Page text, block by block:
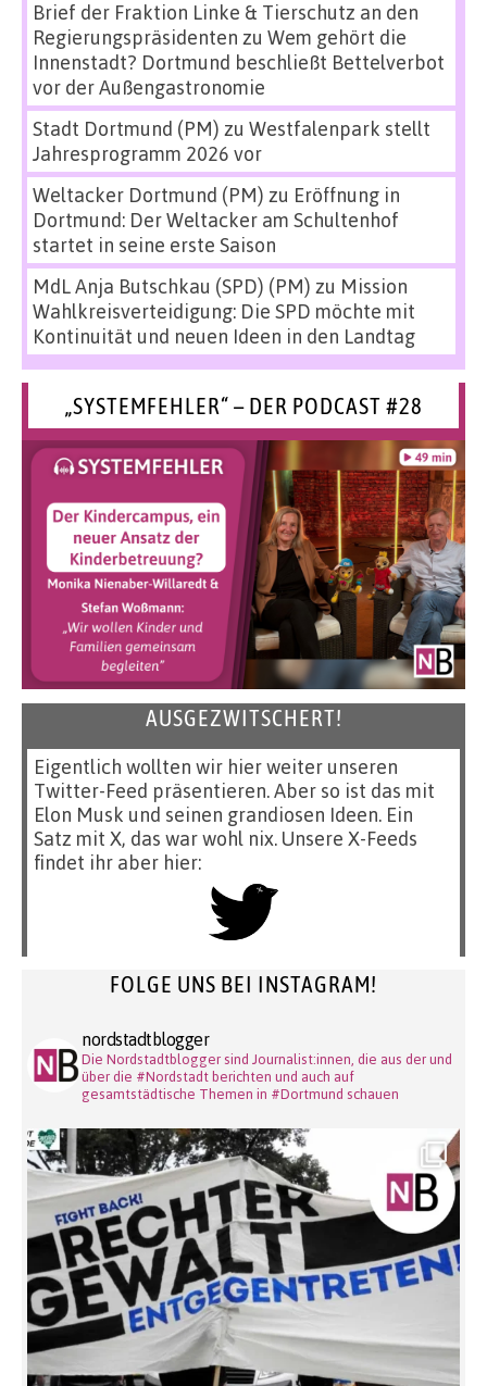
Brief der Fraktion Linke & Tierschutz an den
Regierungspräsidenten zu Wem gehört die
Innenstadt? Dortmund beschließt Bettelverbot
vor der Außengastronomie
Stadt Dortmund (PM) zu Westfalenpark stellt
Jahresprogramm 2026 vor
Weltacker Dortmund (PM) zu Eröffnung in
Dortmund: Der Weltacker am Schultenhof
startet in seine erste Saison
MdL Anja Butschkau (SPD) (PM) zu Mission
Wahlkreisverteidigung: Die SPD möchte mit
Kontinuität und neuen Ideen in den Landtag
„SYSTEMFEHLER“ – DER PODCAST #28
AUSGEZWITSCHERT!
Eigentlich wollten wir hier weiter unseren
Twitter-Feed präsentieren. Aber so ist das mit
Elon Musk und seinen grandiosen Ideen. Ein
Satz mit X, das war wohl nix. Unsere X-Feeds
findet ihr aber hier:
FOLGE UNS BEI INSTAGRAM!
nordstadtblogger
Die Nordstadtblogger sind Journalist:innen, die aus der und
über die #Nordstadt berichten und auch auf
gesamtstädtische Themen in #Dortmund schauen